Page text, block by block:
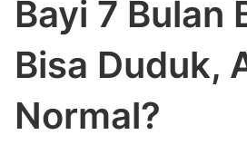
Bayi 7 Bulan
Bisa Duduk,
Normal?